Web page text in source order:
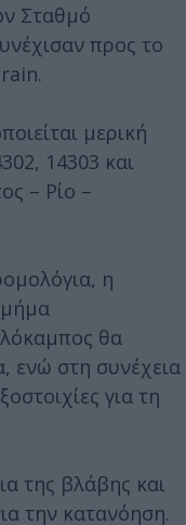
Σταθμό
προς το
μερική
14303 και
– Ρίο –
η
θα
ενώ στη συνέχεια
για τη
της βλάβης και
την κατανόηση.